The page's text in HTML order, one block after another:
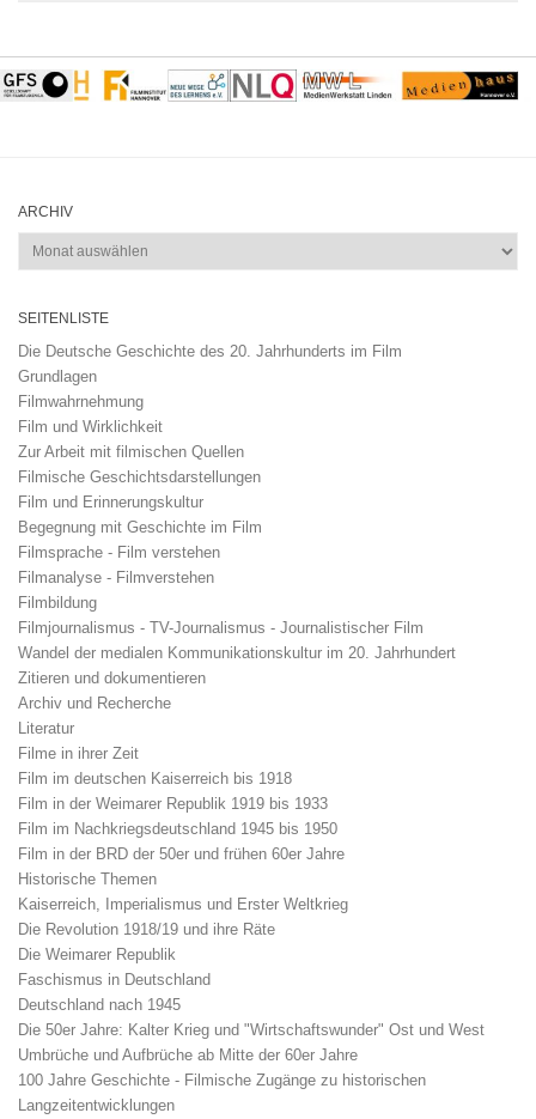
ARCHIV
Archiv
SEITENLISTE
Die Deutsche Geschichte des 20. Jahrhunderts im Film
Grundlagen
Filmwahrnehmung
Film und Wirklichkeit
Zur Arbeit mit filmischen Quellen
Filmische Geschichtsdarstellungen
Film und Erinnerungskultur
Begegnung mit Geschichte im Film
Filmsprache - Film verstehen
Filmanalyse - Filmverstehen
Filmbildung
Filmjournalismus - TV-Journalismus - Journalistischer Film
Wandel der medialen Kommunikationskultur im 20. Jahrhundert
Zitieren und dokumentieren
Archiv und Recherche
Literatur
Filme in ihrer Zeit
Film im deutschen Kaiserreich bis 1918
Film in der Weimarer Republik 1919 bis 1933
Film im Nachkriegsdeutschland 1945 bis 1950
Film in der BRD der 50er und frühen 60er Jahre
Historische Themen
Kaiserreich, Imperialismus und Erster Weltkrieg
Die Revolution 1918/19 und ihre Räte
Die Weimarer Republik
Faschismus in Deutschland
Deutschland nach 1945
Die 50er Jahre: Kalter Krieg und "Wirtschaftswunder" Ost und West
Umbrüche und Aufbrüche ab Mitte der 60er Jahre
100 Jahre Geschichte - Filmische Zugänge zu historischen
Langzeitentwicklungen